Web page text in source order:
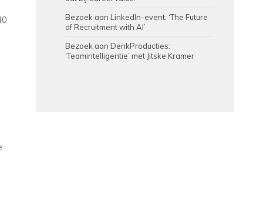
Bezoek aan LinkedIn-event: ‘The Future
of Recruitment with AI’
Bezoek aan DenkProducties:
‘Teamintelligentie’ met Jitske Kramer